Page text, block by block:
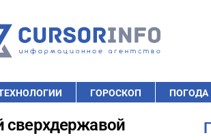
ГОРОСКОП ПОГОДА
сверхдержавой